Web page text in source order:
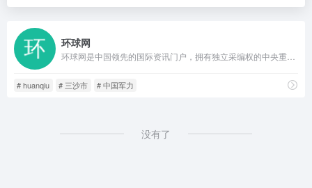
环球网
# huanqiu # 三沙市 # 中国军力
没有了